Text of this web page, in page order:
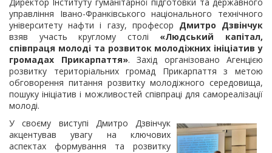
управління Івано-Франківського національного технічного
університету нафти і газу, професор Дмитро Дзвінчук
взяв участь круглому столі «Людський капітал,
співпраця молоді та розвиток молодіжних ініціатив у
громадах Прикарпаття». Захід організовано Агенцією
розвитку територіальних громад Прикарпаття з метою
обговорення питання розвитку молодіжного середовища,
пошуку ініціатив і можливостей співпраці для самореалізації
молоді.
У своєму виступі Дмитро Дзвінчук
акцентував увагу на ключових
аспектах формування та розвитку